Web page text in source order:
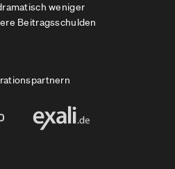
weniger
Beitragsschulden